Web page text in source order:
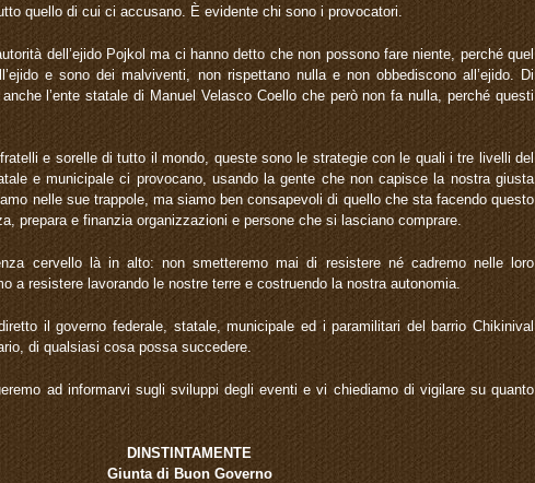
quello di cui ci accusano. È evidente chi sono i provocatori.
dell’ejido Pojkol ma ci hanno detto che non possono fare niente, perché quel
e sono dei malviventi, non rispettano nulla e non obbediscono all’ejido. Di
l’ente statale di Manuel Velasco Coello che però non fa nulla, perché questi
e sorelle di tutto il mondo, queste sono le strategie con le quali i tre livelli del
e municipale ci provocano, usando la gente che non capisce la nostra giusta
nelle sue trappole, ma siamo ben consapevoli di quello che sta facendo questo
prepara e finanzia organizzazioni e persone che si lasciano comprare.
cervello là in alto: non smetteremo mai di resistere né cadremo nelle loro
a resistere lavorando le nostre terre e costruendo la nostra autonomia.
il governo federale, statale, municipale ed i paramilitari del barrio Chikinival
di qualsiasi cosa possa succedere.
ad informarvi sugli sviluppi degli eventi e vi chiediamo di vigilare su quanto
DINSTINTAMENTE
Giunta di Buon Governo